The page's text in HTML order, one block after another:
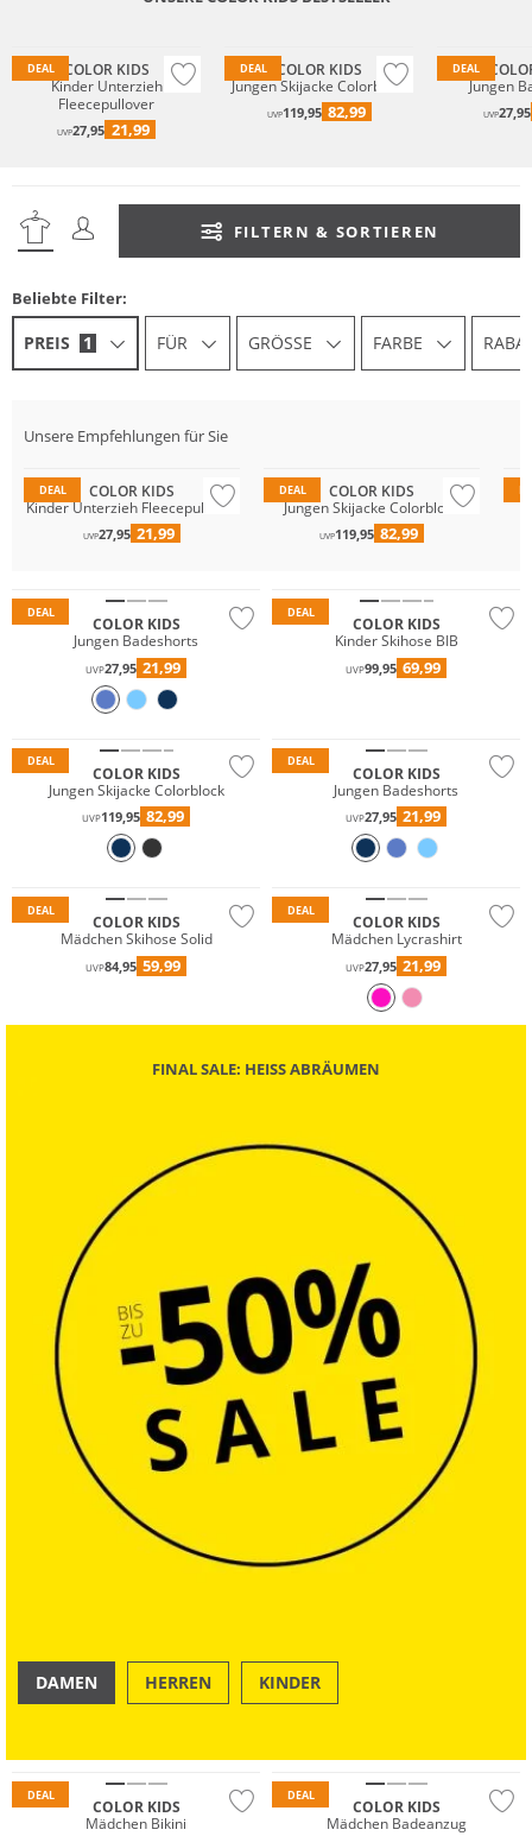
DEAL
COLOR KIDS
Kinder Unterzieh
Fleecepullover
UVP27,95 21,99
DEAL
COLOR KIDS
Jungen Skijacke Colorblock
UVP119,95 82,99
DEAL
Jungen
UVP27,95
FILTERN & SORTIEREN
Beliebte Filter:
PREIS 1 FÜR GRÖSSE FARBE
Unsere Empfehlungen für Sie
DEAL
Nachhaltig
COLOR KIDS
Kinder Unterzieh Fleecepullover
UVP27,95 21,99
DEAL
COLOR KIDS
Jungen Skijacke Colorblock
UVP119,95 82,99
DEAL
COLOR KIDS
Jungen Badeshorts
UVP27,95 21,99
DEAL
COLOR KIDS
Kinder Skihose BIB
UVP99,95 69,99
DEAL
COLOR KIDS
Jungen Skijacke Colorblock
UVP119,95 82,99
DEAL
COLOR KIDS
Jungen Badeshorts
UVP27,95 21,99
DEAL
COLOR KIDS
Mädchen Skihose Solid
UVP84,95 59,99
DEAL
COLOR KIDS
Mädchen Lycrashirt
UVP27,95 21,99
FINAL SALE: HEISS ABRÄUMEN
DAMEN HERREN KINDER
DEAL
COLOR KIDS
Mädchen Bikini
DEAL
COLOR KIDS
Mädchen Badeanzug